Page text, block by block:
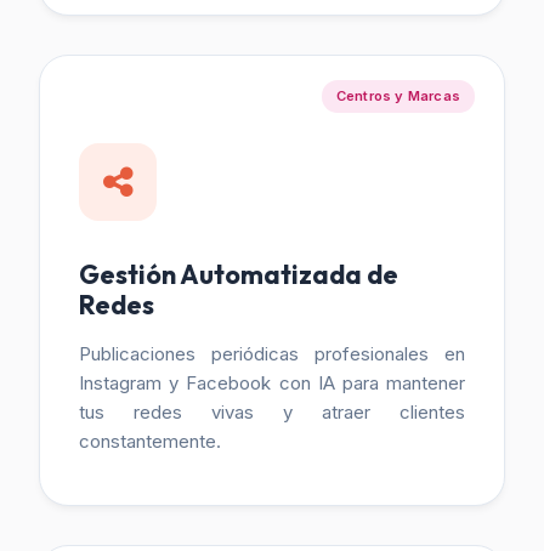
Centros y Marcas
Gestión Automatizada de
Redes
Publicaciones periódicas profesionales en
Instagram y Facebook con IA para mantener
tus redes vivas y atraer clientes
constantemente.